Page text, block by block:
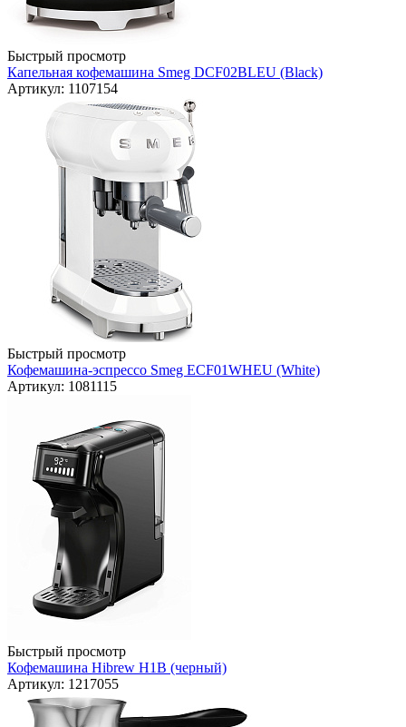
Быстрый просмотр
Капельная кофемашина Smeg DCF02BLEU (Black)
Артикул: 1107154
Быстрый просмотр
Кофемашина-эспрессо Smeg ECF01WHEU (White)
Артикул: 1081115
Быстрый просмотр
Кофемашина Hibrew H1B (черный)
Артикул: 1217055